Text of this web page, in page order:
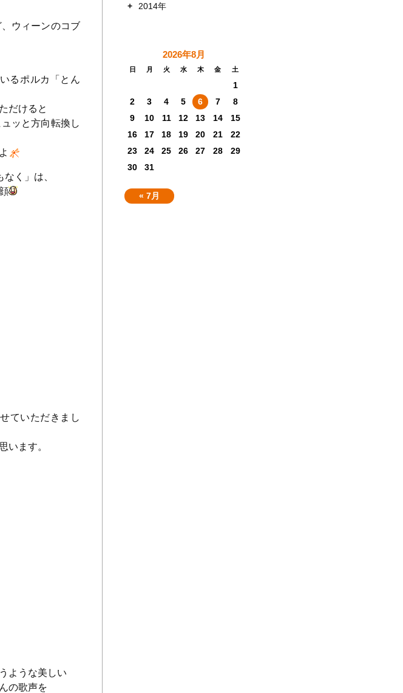
ウィーンのコブ
るポルカ「とん
だけると
ッと方向転換し
く」は、
ていただきまし
います。
ような美しい
の歌声を
+
2014年
2026年8月
日 月 火 水 木 金 土
« 7月
1
2
3 4 5 6 7
8
9
10 11 12 13 14
15
16
17 18 19 20 21
22
23
24 25 26 27 28
29
30
31